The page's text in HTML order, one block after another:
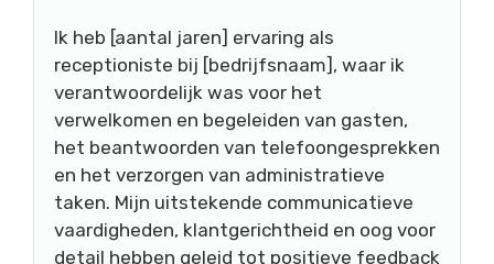
Ik heb [aantal jaren] ervaring als
receptioniste bij [bedrijfsnaam], waar ik
verantwoordelijk was voor het
verwelkomen en begeleiden van gasten,
het beantwoorden van telefoongesprekken
en het verzorgen van administratieve
taken. Mijn uitstekende communicatieve
vaardigheden, klantgerichtheid en oog voor
detail hebben geleid tot positieve feedback